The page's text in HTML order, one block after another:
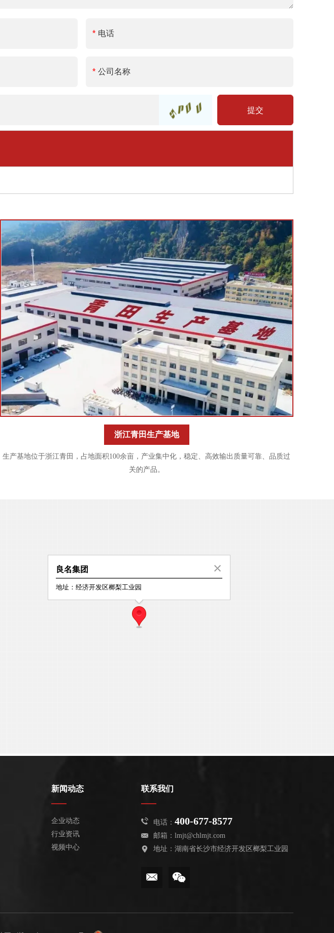
浙江青田生产基地
生产基地位于浙江青田，占地面积100余亩，产业集中化，稳定、高效输出质量可靠、品质过
关的产品。
新闻动态
企业动态
行业资讯
视频中心
联系我们
电话： 400-677-8577
邮箱： lmjt@chlmjt.com
地址：湖南省长沙市经济开发区榔梨工业园